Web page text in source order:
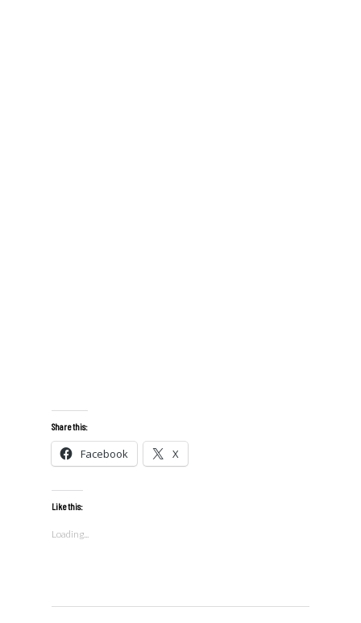
Share this:
Facebook X
Like this:
Loading...